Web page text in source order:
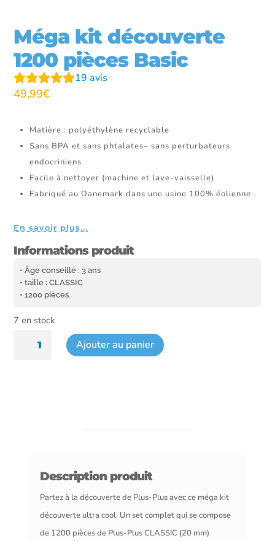
Méga kit découverte
1200 pièces Basic
19 avis
49,99€
Matière : polyéthylène recyclable
Sans BPA et sans phtalates– sans perturbateurs
endocriniens
Facile à nettoyer (machine et lave-vaisselle)
Fabriqué au Danemark dans une usine 100% éolienne
En savoir plus...
Informations produit
• Âge conseillé : 3 ans
• taille : CLASSIC
• 1200 pièces
7 en stock
quantité
Ajouter au panier
Description produit
Partez à la découverte de Plus-Plus avec ce méga kit
découverte ultra cool. Un set complet qui se compose
de 1200 pièces de Plus-Plus CLASSIC (20 mm)